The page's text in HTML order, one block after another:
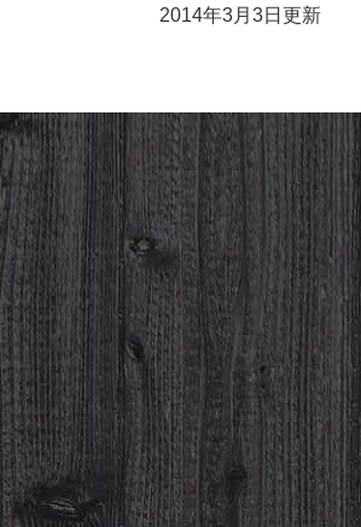
2014年3月3日更新